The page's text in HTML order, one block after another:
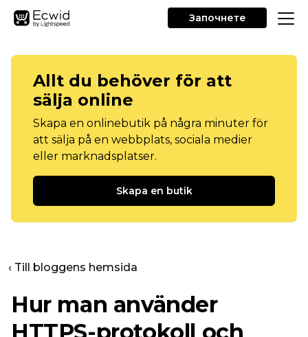
Започнете
Allt du behöver för att
sälja online
Skapa en onlinebutik på några minuter för
att sälja på en webbplats, sociala medier
eller marknadsplatser.
Skapa en butik
‹ Till bloggens hemsida
Hur man använder